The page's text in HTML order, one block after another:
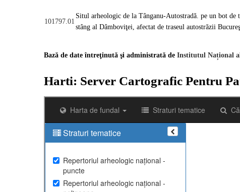
101797.01
Situl arheologic de la Tânganu-Autostradă. pe un bot de
stâng al Dâmboviţei, afectat de traseul autostrăzii
Bază de date întreţinută şi administrată de Institutul Național
Harti: Server Cartografic Pentru